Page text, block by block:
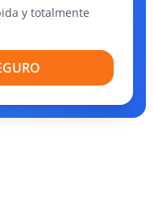
y totalmente